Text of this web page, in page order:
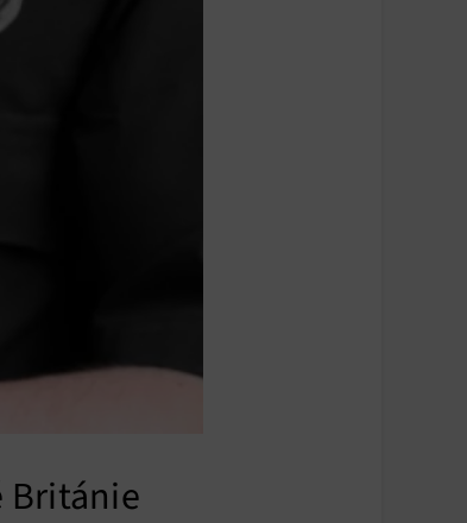
Británie